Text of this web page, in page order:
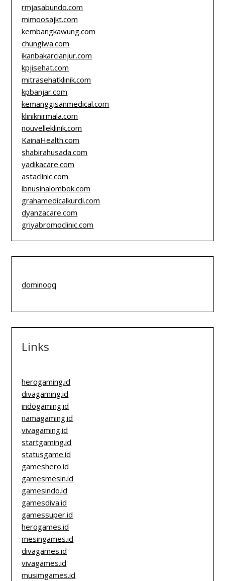
rmjasabundo.com
mimoosajkt.com
kembangkawung.com
chungiwa.com
ikanbakarcianjur.com
kpjisehat.com
mitrasehatklinik.com
kpbanjar.com
kemanggisanmedical.com
kliniknirmala.com
nouvelleklinik.com
KainaHealth.com
shabirahusada.com
yadikacare.com
astaclinic.com
ibnusinalombok.com
grahamedicalkurdi.com
dyanzacare.com
griyabromoclinic.com
dominoqq
Links
herogaming.id
divagaming.id
indogaming.id
namagaming.id
vivagaming.id
startgaming.id
statusgame.id
gameshero.id
gamesmesin.id
gamesindo.id
gamesdiva.id
gamessuper.id
herogames.id
mesingames.id
divagames.id
vivagames.id
musimgames.id